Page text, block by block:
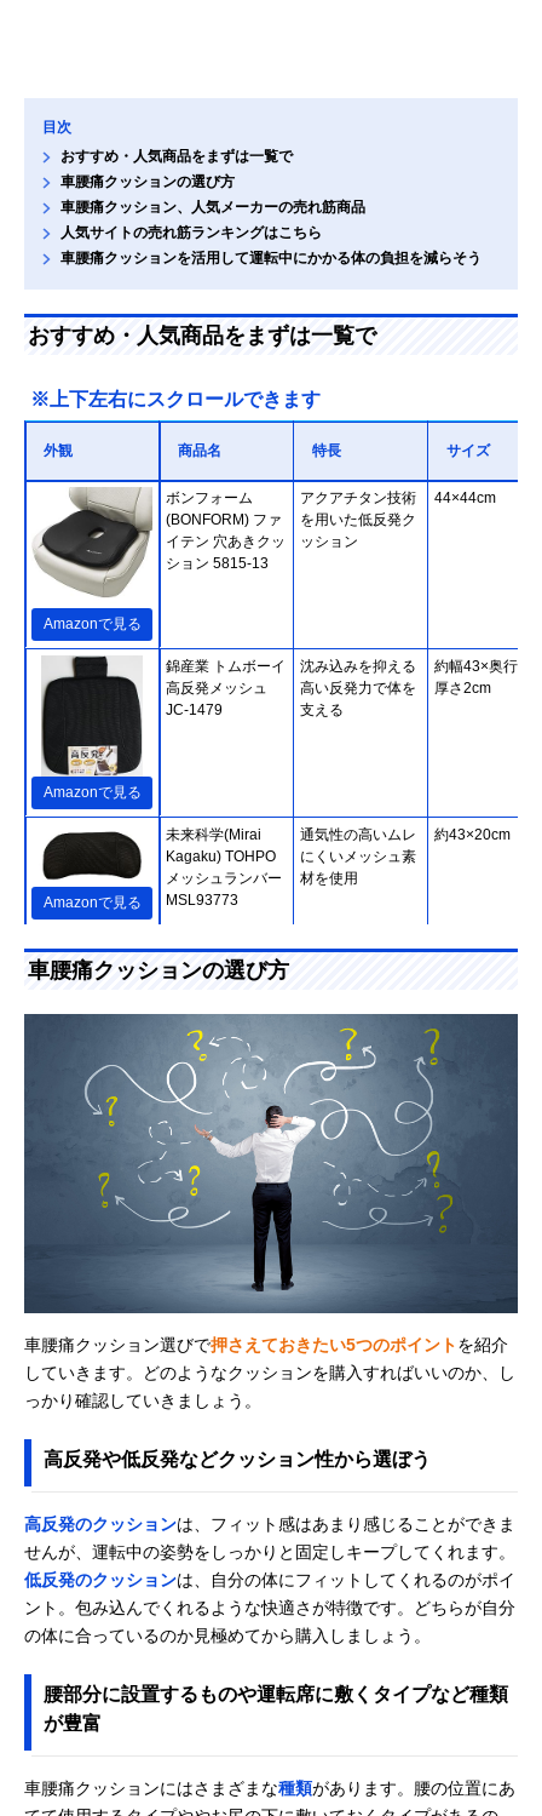
目次
おすすめ・人気商品をまずは一覧で
車腰痛クッションの選び方
車腰痛クッション、人気メーカーの売れ筋商品
人気サイトの売れ筋ランキングはこちら
車腰痛クッションを活用して運転中にかかる体の負担を減らそう
おすすめ・人気商品をまずは一覧で
※上下左右にスクロールできます
外観 商品名 特長 サイズ
Amazonで見る
ボンフォーム
(BONFORM) ファ
イテン 穴あきクッ
ション 5815-13
アクアチタン技術
を用いた低反発ク
ッション
44×44cm
Amazonで見る
錦産業 トムボーイ
高反発メッシュ
JC-1479
沈み込みを抑える
高い反発力で体を
支える
約幅43×奥行43×
厚さ2cm
Amazonで見る
未来科学(Mirai
Kagaku) TOHPO
メッシュランバー
MSL93773
通気性の高いムレ
にくいメッシュ素
材を使用
約43×20cm
Amazonで見る
(Tempur) トランジ
Amazonで見る
ボンフォーム
(BONFORM) 楽サ
ポ低反発 腰当てM
5601-72
長距離運転をサポ
ートする腰当てク
コジット(COGIT)
SOFIXGEL 腰サポ
ートクッション
沈み込みすぎず、
40×28×8.5cm
エクスジェル ハグ
ドライブ ランバー
クッション
HUD11
骨盤をやさしく包
み込むようにホー
ルド
幅44×奥行115×
さ195cm
三進興産 ソルボら
ート
軽減できる
(Aqua Dream) ド
ライブマスターEX
AQ-HB013
成形サポートクッ
ション
楽天市場で見る
MTG(エムティー
ジー) スタイルド
ライブ BS-
正しい運転姿勢を
保つ独自のサポー
トメソッド
約幅45×奥行44×
高さ63cm
車腰痛クッションの選び方
車腰痛クッション選びで押さえておきたい5つのポイントを紹介
していきます。どのようなクッションを購入すればいいのか、し
っかり確認していきましょう。
高反発や低反発などクッション性から選ぼう
高反発のクッションは、フィット感はあまり感じることができま
せんが、運転中の姿勢をしっかりと固定しキープしてくれます。
低反発のクッションは、自分の体にフィットしてくれるのがポイ
ント。包み込んでくれるような快適さが特徴です。どちらが自分
の体に合っているのか見極めてから購入しましょう。
腰部分に設置するものや運転席に敷くタイプなど種類
が豊富
車腰痛クッションにはさまざまな種類があります。腰の位置にあ